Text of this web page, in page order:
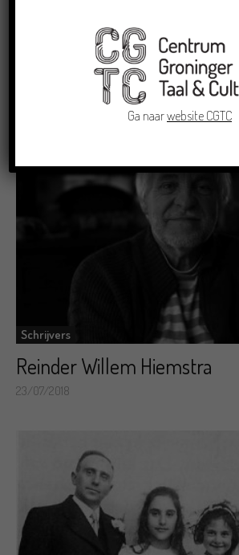
Dans van de reiger
Schrijvers
Reinder Willem Hiemstra
23/07/2018
Ga naarwebsite CGTC